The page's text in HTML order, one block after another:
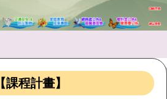
應將帳號與個人相關
等資料登出或刪除，
損及外洩等其它侵害。
※ 115年全國身心障礙國
【課程計畫】